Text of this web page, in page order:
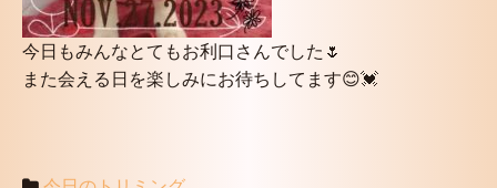
今日もみんなとてもお利口さんでした🌷
また会える日を楽しみにお待ちしてます😊💓